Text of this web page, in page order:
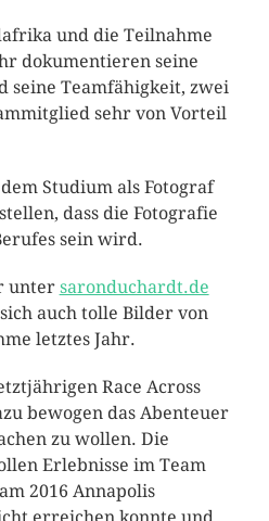
und die Teilnahme
dokumentieren seine
seine Teamfähigkeit, zwei
sehr von Vorteil
Studium als Fotograf
dass die Fotografie
sein wird.
unter saronduchardt.de
auch tolle Bilder von
letztes Jahr.
Race Across
bewogen das Abenteuer
zu wollen. Die
Erlebnisse im Team
2016 Annapolis